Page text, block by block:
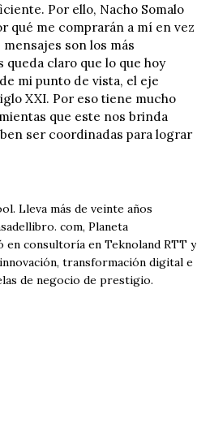
Por ello, Nacho Somalo
qué me comprarán a mí en vez
son los más
claro que lo que hoy
mi punto de vista, el eje
XXI. Por eso tiene mucho
que este nos brinda
ser coordinadas para lograr
Lleva más de veinte años
com, Planeta
consultoría en Teknoland RTT y
transformación digital e
de negocio de prestigio.